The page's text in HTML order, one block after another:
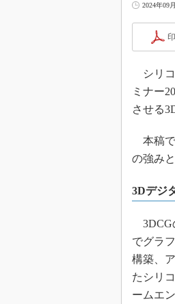
2024年09
シリコ
ミナー
させる
本稿で
の強み
3Dデジ
3DCG
でグラ
構築、
たシリ
ームエ